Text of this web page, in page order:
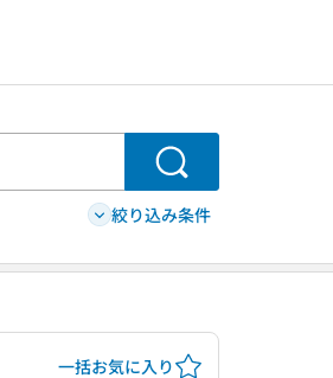
検索
絞り込み条件
一括お気に入り